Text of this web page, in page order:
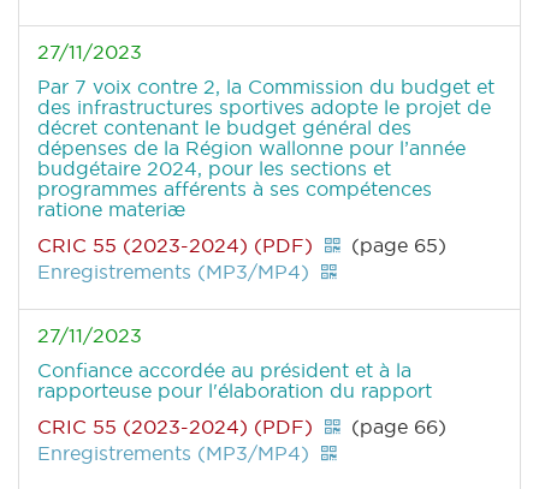
27/11/2023
Par 7 voix contre 2, la Commission du budget et
des infrastructures sportives adopte le projet de
décret contenant le budget général des
dépenses de la Région wallonne pour l’année
budgétaire 2024, pour les sections et
programmes afférents à ses compétences
ratione materiæ
CRIC 55 (2023-2024) (PDF)
(page 65)
Enregistrements (MP3/MP4)
27/11/2023
Confiance accordée au président et à la
rapporteuse pour l'élaboration du rapport
CRIC 55 (2023-2024) (PDF)
(page 66)
Enregistrements (MP3/MP4)